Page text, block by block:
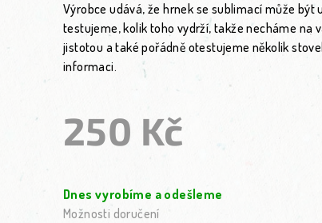
Výrobce udává, že hrnek se sublimací může
testujeme, kolik toho vydrží, takže necháme na
jistotou a také pořádně otestujeme několik
informaci.
250 Kč
Dnes vyrobíme a odešleme
Možnosti doručení